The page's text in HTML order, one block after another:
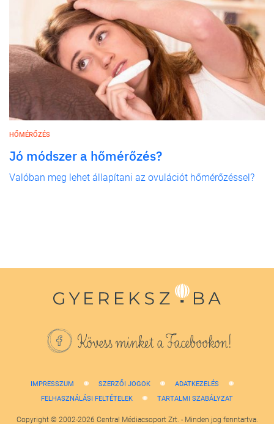
HŐMÉRŐZÉS
Jó módszer a hőmérőzés?
Valóban meg lehet állapítani az ovulációt hőmérőzéssel?
Kövess minket a Facebookon!
IMPRESSZUM SZERZŐI JOGOK
ADATKEZELÉS
FELHASZNÁLÁSI FELTÉTELEK
TARTALMI SZABÁLYZAT
Copyright © 2002-2026 Central Médiacsoport Zrt. - Minden jog fenntartva.